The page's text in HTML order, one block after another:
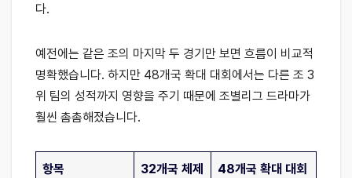
다.
예전에는 같은 조의 마지막 두 경기만 보면 흐름이 비교적
명확했습니다. 하지만 48개국 확대 대회에서는 다른 조 3
위 팀의 성적까지 영향을 주기 때문에 조별리그 드라마가
훨씬 촘촘해졌습니다.
항목 32개국 체제 48개국 확대 대회